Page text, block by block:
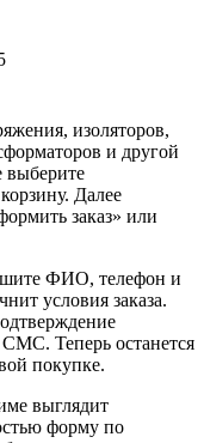
изоляторов,
и другой
выберите
Далее
заказ» или
ФИО, телефон и
условия заказа.
Теперь останется
покупке.
выглядит
форму по